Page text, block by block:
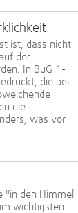
ist, dass nicht
der
In BuG 1-
die bei
die
was vor
"in den Himmel
wichtigsten